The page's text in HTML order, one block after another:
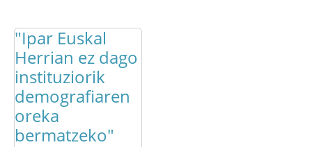
"Ipar Euskal
Herrian ez dago
instituziorik
demografiaren
oreka
bermatzeko"